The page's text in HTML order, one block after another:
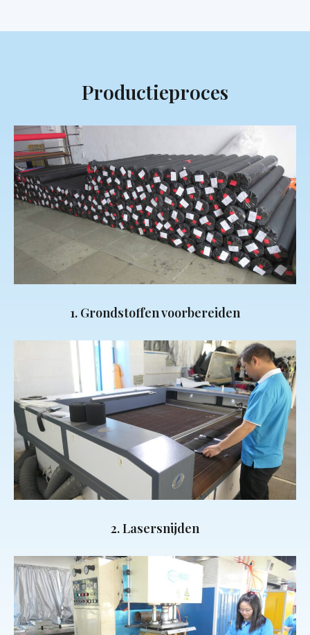
Productieproces
1. Grondstoffen voorbereiden
2. Lasersnijden